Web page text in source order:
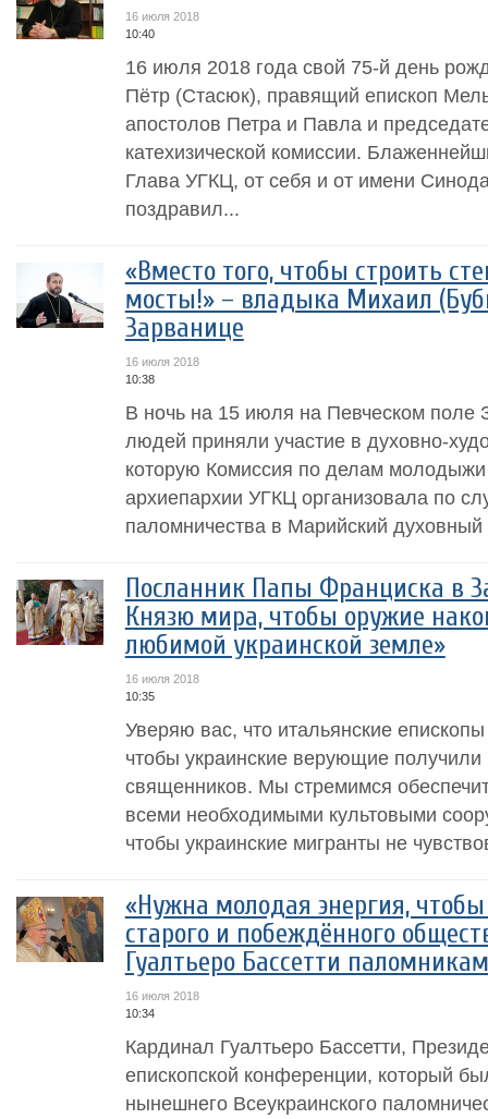
16 июля 2018
10:40
16 июля 2018 года свой 75-й день
Пётр (Стасюк), правящий епископ
апостолов Петра и Павла и
катехизической комиссии.
Глава УГКЦ, от себя и от имени
поздравил...
«Вместо того, чтобы строить
мосты!» – владыка Михаил
Зарванице
16 июля 2018
10:38
В ночь на 15 июля на Певческом
людей приняли участие в духовно-
которую Комиссия по делам молодыжи
архиепархии УГКЦ организовала по
паломничества в Марийский духовный
Посланник Папы Франциска в
Князю мира, чтобы оружие
любимой украинской земле»
16 июля 2018
10:35
Уверяю вас, что итальянские
чтобы украинские верующие получили
священников. Мы стремимся
всеми необходимыми культовыми
чтобы украинские мигранты не
«Нужна молодая энергия,
старого и побеждённого
Гуалтьеро Бассетти
16 июля 2018
10:34
Кардинал Гуалтьеро Бассетти,
епископской конференции, который
нынешнего Всеукраинского